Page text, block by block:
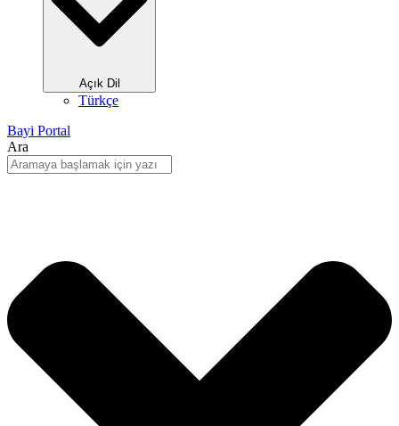
Açık Dil
Türkçe
Bayi Portal
Ara